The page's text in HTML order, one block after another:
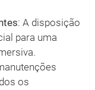
: A disposição
para uma
os